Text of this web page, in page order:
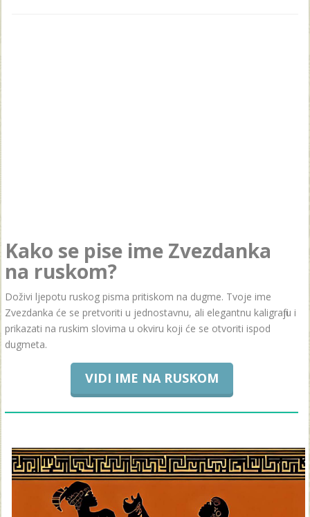
Kako se pise ime Zvezdanka
na ruskom?
Doživi ljepotu ruskog pisma pritiskom na dugme. Tvoje ime
Zvezdanka će se pretvoriti u jednostavnu, ali elegantnu kaligrafiju i
prikazati na ruskim slovima u okviru koji će se otvoriti ispod
dugmeta.
VIDI IME NA RUSKOM